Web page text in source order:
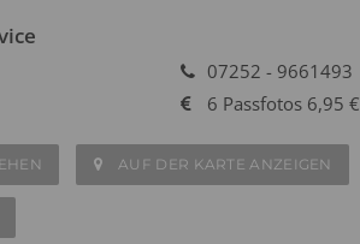
07252 - 9661493
6 Passfotos 6,95 €
AUF DER KARTE ANZEIGEN